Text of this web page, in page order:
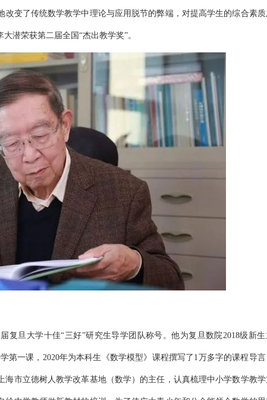
变了传统数学教学中理论与应用脱节的弊端，对提高学生的综合素
潜荣获第二届全国“杰出教学奖”。
复旦大学十佳“三好”研究生导学团队称号。他为复旦数院2018级新
第一课，2020年为本科生《数学模型》课程撰写了1万多字的课程导
海市立德树人教学改革基地（数学）的主任，认真梳理中小学数学教